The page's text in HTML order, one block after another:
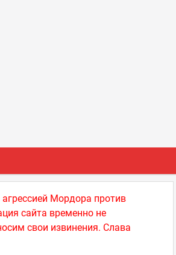
агрессией Мордора против
сайта временно не
свои извинения. Слава